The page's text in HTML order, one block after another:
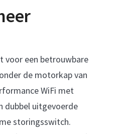
voor een betrouwbare
de motorkap van
WiFi met
dubbel uitgevoerde
storingsswitch.